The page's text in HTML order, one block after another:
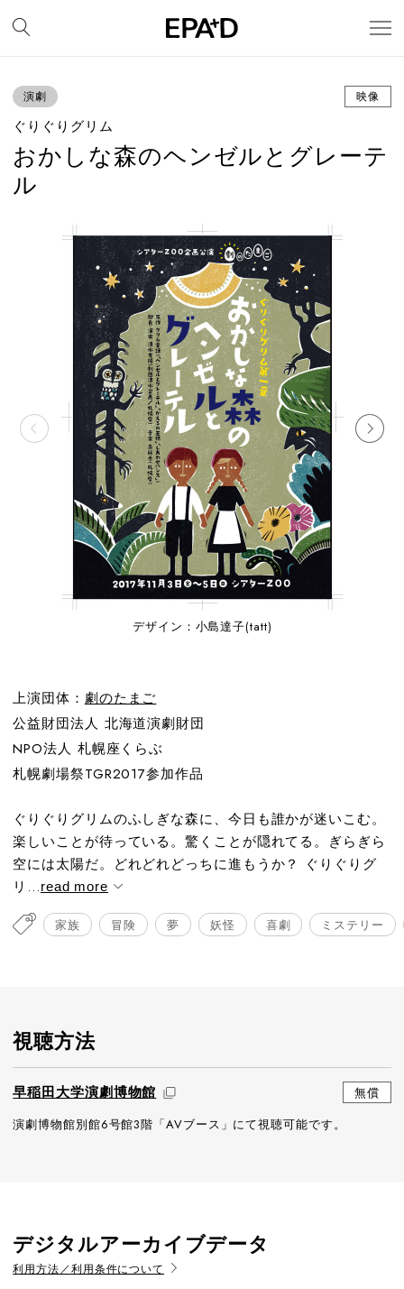
演劇
ぐりぐりグリム
映像
おかしな森のヘンゼルとグレーテ
ル
デザイン：小島達子(tatt)
上演団体： 劇のたまご
公益財団法人 北海道演劇財団
NPO法人 札幌座くらぶ
札幌劇場祭TGR2017参加作品
ぐりぐりグリムのふしぎな森に、今日も誰かが迷いこむ。
楽しいことが待っている。驚くことが隠れてる。ぎらぎら
空には太陽だ。どれどれどっちに進もうか？ ぐりぐりグ
リ...read more
家族 冒険 夢 妖怪 喜劇 ミステリー
視聴方法
早稲田大学演劇博物館
無償
演劇博物館別館6号館3階「AVブース」にて視聴可能です。
デジタルアーカイブデータ
利用方法／利用条件について